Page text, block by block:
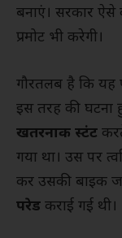
बनाएं। सरकार ऐसे
प्रमोट भी करेगी।
गौरतलब है कि यह
इस तरह की
खतरनाक स्टंट
गया था। उस पर
कर उसकी बाइक
परेड कराई गई थी।